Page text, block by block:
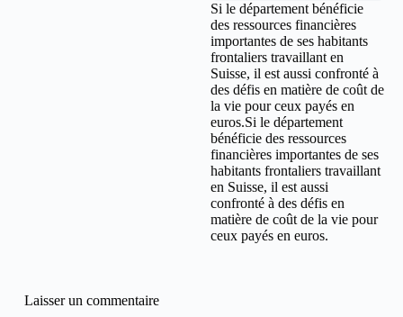
Si le département bénéficie
des ressources financières
importantes de ses habitants
frontaliers travaillant en
Suisse, il est aussi confronté à
des défis en matière de coût de
la vie pour ceux payés en
euros.Si le département
bénéficie des ressources
financières importantes de ses
habitants frontaliers travaillant
en Suisse, il est aussi
confronté à des défis en
matière de coût de la vie pour
ceux payés en euros.
Laisser un commentaire